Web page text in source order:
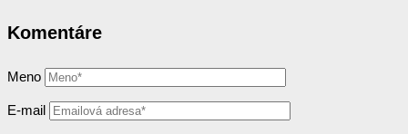
Komentáre
Meno
E-mail